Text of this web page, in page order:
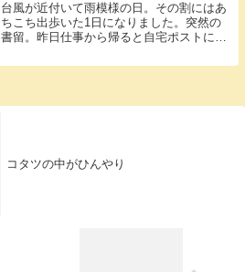
台風が近付いて雨模様の日。その割にはあ
ちこち出歩いた1日になりました。突然の
書留。昨日仕事から帰ると自宅ポストに不
コタツの中がひんやり